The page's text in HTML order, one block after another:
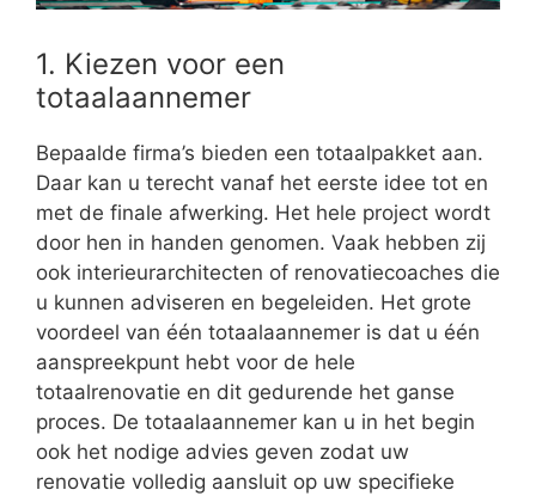
1. Kiezen voor een
totaalaannemer
Bepaalde firma’s bieden een totaalpakket aan.
Daar kan u terecht vanaf het eerste idee tot en
met de finale afwerking. Het hele project wordt
door hen in handen genomen. Vaak hebben zij
ook interieurarchitecten of renovatiecoaches die
u kunnen adviseren en begeleiden. Het grote
voordeel van één totaalaannemer is dat u één
aanspreekpunt hebt voor de hele
totaalrenovatie en dit gedurende het ganse
proces. De totaalaannemer kan u in het begin
ook het nodige advies geven zodat uw
renovatie volledig aansluit op uw specifieke